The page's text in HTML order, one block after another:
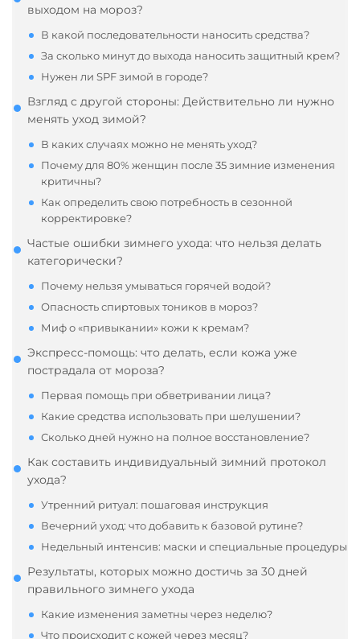
выходом на мороз?
В какой последовательности наносить средства?
За сколько минут до выхода наносить защитный крем?
Нужен ли SPF зимой в городе?
Взгляд с другой стороны: Действительно ли нужно
менять уход зимой?
В каких случаях можно не менять уход?
Почему для 80% женщин после 35 зимние изменения
критичны?
Как определить свою потребность в сезонной
корректировке?
Частые ошибки зимнего ухода: что нельзя делать
категорически?
Почему нельзя умываться горячей водой?
Опасность спиртовых тоников в мороз?
Миф о «привыкании» кожи к кремам?
Экспресс-помощь: что делать, если кожа уже
пострадала от мороза?
Первая помощь при обветривании лица?
Какие средства использовать при шелушении?
Сколько дней нужно на полное восстановление?
Как составить индивидуальный зимний протокол
ухода?
Утренний ритуал: пошаговая инструкция
Вечерний уход: что добавить к базовой рутине?
Недельный интенсив: маски и специальные процедуры
Результаты, которых можно достичь за 30 дней
правильного зимнего ухода
Какие изменения заметны через неделю?
Что происходит с кожей через месяц?